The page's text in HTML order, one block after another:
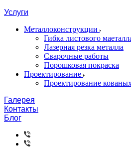
Услуги
Металлоконструкции
Гибка листового
Лазерная резка металла
Сварочные работы
Порошковая покраска
Проектирование
Проектирование
Галерея
Контакты
Блог